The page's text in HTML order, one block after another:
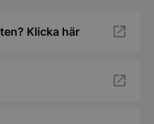
Klicka här